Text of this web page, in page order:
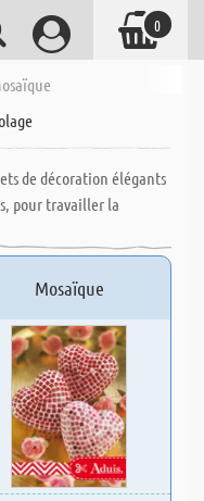
de décoration élégants
pour travailler la
Mosaïque
0